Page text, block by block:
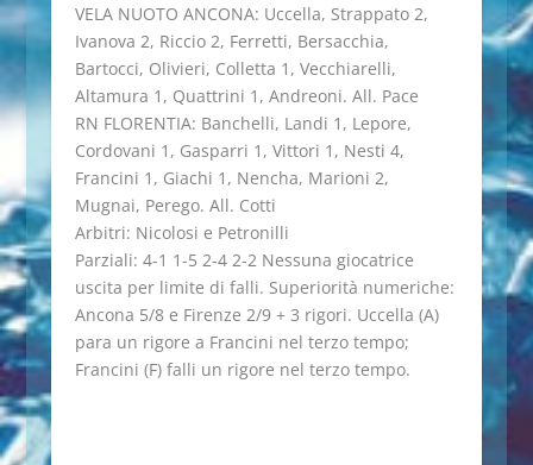
VELA NUOTO ANCONA: Uccella, Strappato 2,
Ivanova 2, Riccio 2, Ferretti, Bersacchia,
Bartocci, Olivieri, Colletta 1, Vecchiarelli,
Altamura 1, Quattrini 1, Andreoni. All. Pace
RN FLORENTIA: Banchelli, Landi 1, Lepore,
Cordovani 1, Gasparri 1, Vittori 1, Nesti 4,
Francini 1, Giachi 1, Nencha, Marioni 2,
Mugnai, Perego. All. Cotti
Arbitri: Nicolosi e Petronilli
Parziali: 4-1 1-5 2-4 2-2 Nessuna giocatrice
uscita per limite di falli. Superiorità numeriche:
Ancona 5/8 e Firenze 2/9 + 3 rigori. Uccella (A)
para un rigore a Francini nel terzo tempo;
Francini (F) falli un rigore nel terzo tempo.